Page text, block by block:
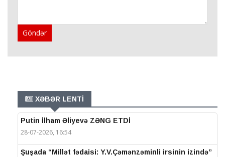
Göndər
XƏBƏR LENTİ
Putin İlham Əliyevə ZƏNG ETDİ
28-07-2026, 16:54
Şuşada “Millət fədaisi: Y.V.Çəmənzəminli irsinin izində”